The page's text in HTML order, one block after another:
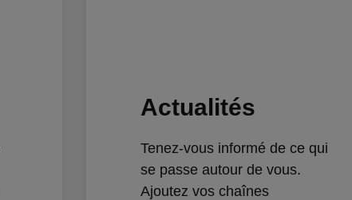
Actualités
Tenez-vous informé de ce qui
se passe autour de vous.
Ajoutez vos chaînes